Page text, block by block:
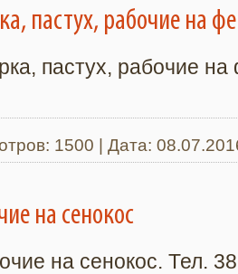
пастух, рабочие на
пастух, рабочие
1500 Дата:
на сенокос
на сенокос. Тел.